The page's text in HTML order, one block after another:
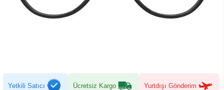
Yetkili Satıcı Ücretsiz Kargo Yurtdışı Gönderim